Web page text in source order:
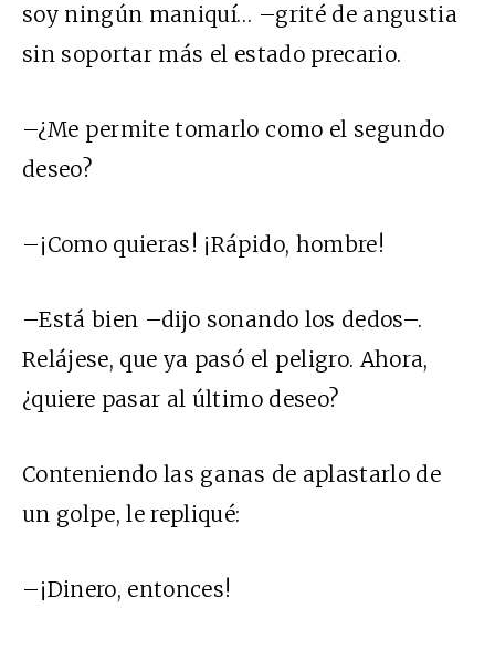
soy ningún maniquí… –grité de angustia
sin soportar más el estado precario.
–¿Me permite tomarlo como el segundo
deseo?
–¡Como quieras! ¡Rápido, hombre!
–Está bien –dijo sonando los dedos–.
Relájese, que ya pasó el peligro. Ahora,
¿quiere pasar al último deseo?
Conteniendo las ganas de aplastarlo de
un golpe, le repliqué:
–¡Dinero, entonces!